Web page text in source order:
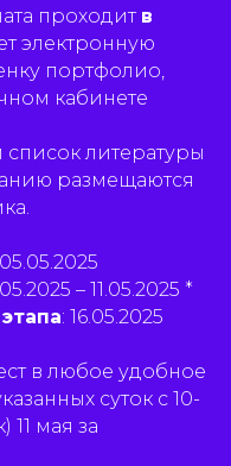
проходит в
электронную
портфолио,
кабинете
литературы
размещаются
– 11.05.2025 *
: 16.05.2025
в любое удобное
суток с 10-
11 мая за